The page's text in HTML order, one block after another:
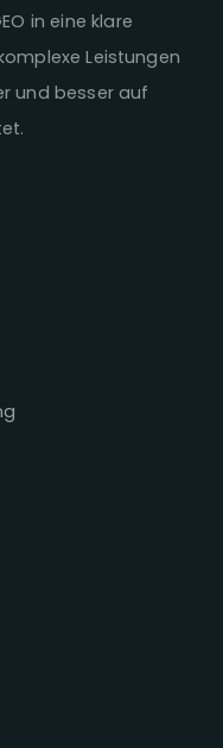
in eine klare
Leistungen
und besser auf